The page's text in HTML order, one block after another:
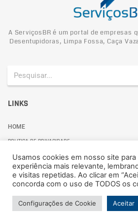
A ServiçosBR é um portal de empresas
Desentupidoras, Limpa Fossa, Caça
LINKS
HOME
POLITICA DE PRIVACIDADE
© 2024
Usamos cookies em nosso site
experiência mais relevante,
e visitas repetidas. Ao clicar em
concorda com o uso de TODOS os
Configurações de Cookie Aceitar